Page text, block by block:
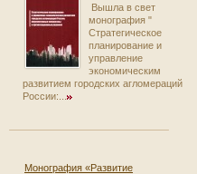
Вышла в свет
монография "
Стратегическое
планирование и
управление
экономическим
развитием городских агломераций
России:...
Монография «Развитие